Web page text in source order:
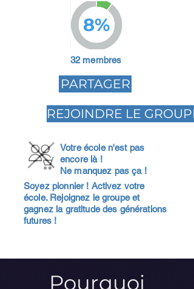
8%
32 membres
PARTAGER
REJOINDRE LE GROUPE
Votre école n'est pas
encore là !
Ne manquez pas ça !
Soyez pionnier ! Activez votre
école. Rejoignez le groupe et
gagnez la gratitude des générations
futures !
Pourquoi